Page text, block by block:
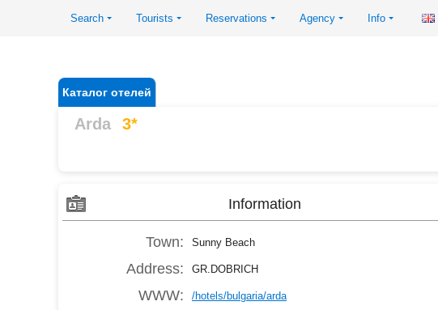
Search Tourists Reservations Agency Info
Каталог отелей
Arda 3*
Information
Town: Sunny Beach
Address: GR.DOBRICH
WWW: /hotels/bulgaria/arda